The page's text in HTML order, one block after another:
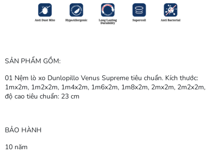
SẢN PHẨM GỒM:
01 Nệm lò xo Dunlopillo Venus Supreme tiêu chuẩn. Kích thước:
1mx2m, 1m2x2m, 1m4x2m, 1m6x2m, 1m8x2m, 2mx2m, 2m2x2m,
độ cao tiêu chuẩn: 23 cm
BẢO HÀNH
10 năm